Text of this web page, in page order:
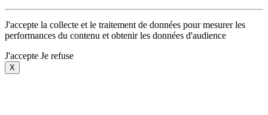
J'accepte la collecte et le traitement de données pour mesurer les
performances du contenu et obtenir les données d'audience
J'accepte Je refuse
X